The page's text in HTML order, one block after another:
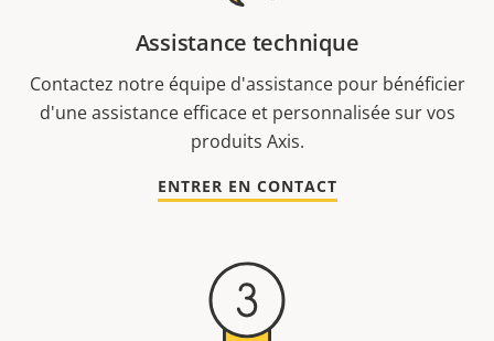
Assistance technique
Contactez notre équipe d'assistance pour bénéficier
d'une assistance efficace et personnalisée sur vos
produits Axis.
ENTRER EN CONTACT